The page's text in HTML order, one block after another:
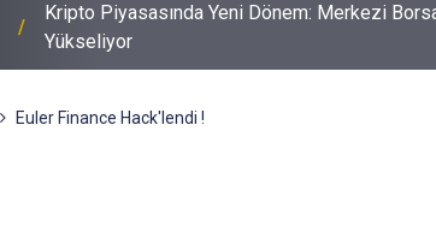
Senato'dan Kripto Yasası İçin Kritik Gecikme:
Geçemedi
Euler Finance Hack'lendi !